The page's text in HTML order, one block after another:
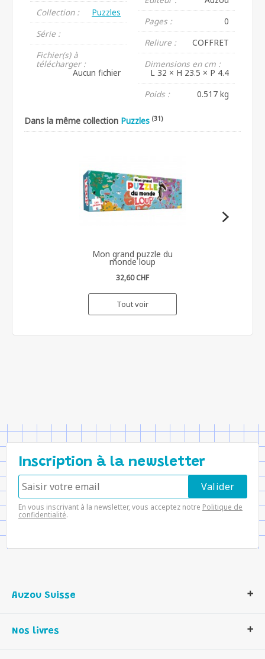
Collection :
Puzzles
Série :
Fichier(s) à
télécharger :
Aucun fichier
Pages :
0
Reliure :
COFFRET
Dimensions en cm :
L 32 × H 23.5 × P 4.4
Poids :
0.517 kg
Dans la même collection Puzzles (31)
Mon grand puzzle du
monde loup
32,60 CHF
Tout voir
Inscription à la newsletter
En vous inscrivant à la newsletter, vous acceptez notre Politique de
confidentialité.
Auzou Suisse
Notre histoire
Nos livres